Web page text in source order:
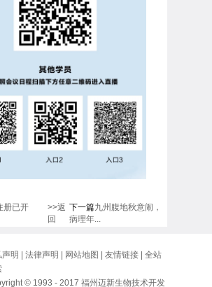
册已开
>>返
回
下一篇九州腹地秋意闹，
病理年...
声明 | 法律声明 | 网站地图 | 友情链接 | 全站
© 1993 - 2017 福州迈新生物技术开发